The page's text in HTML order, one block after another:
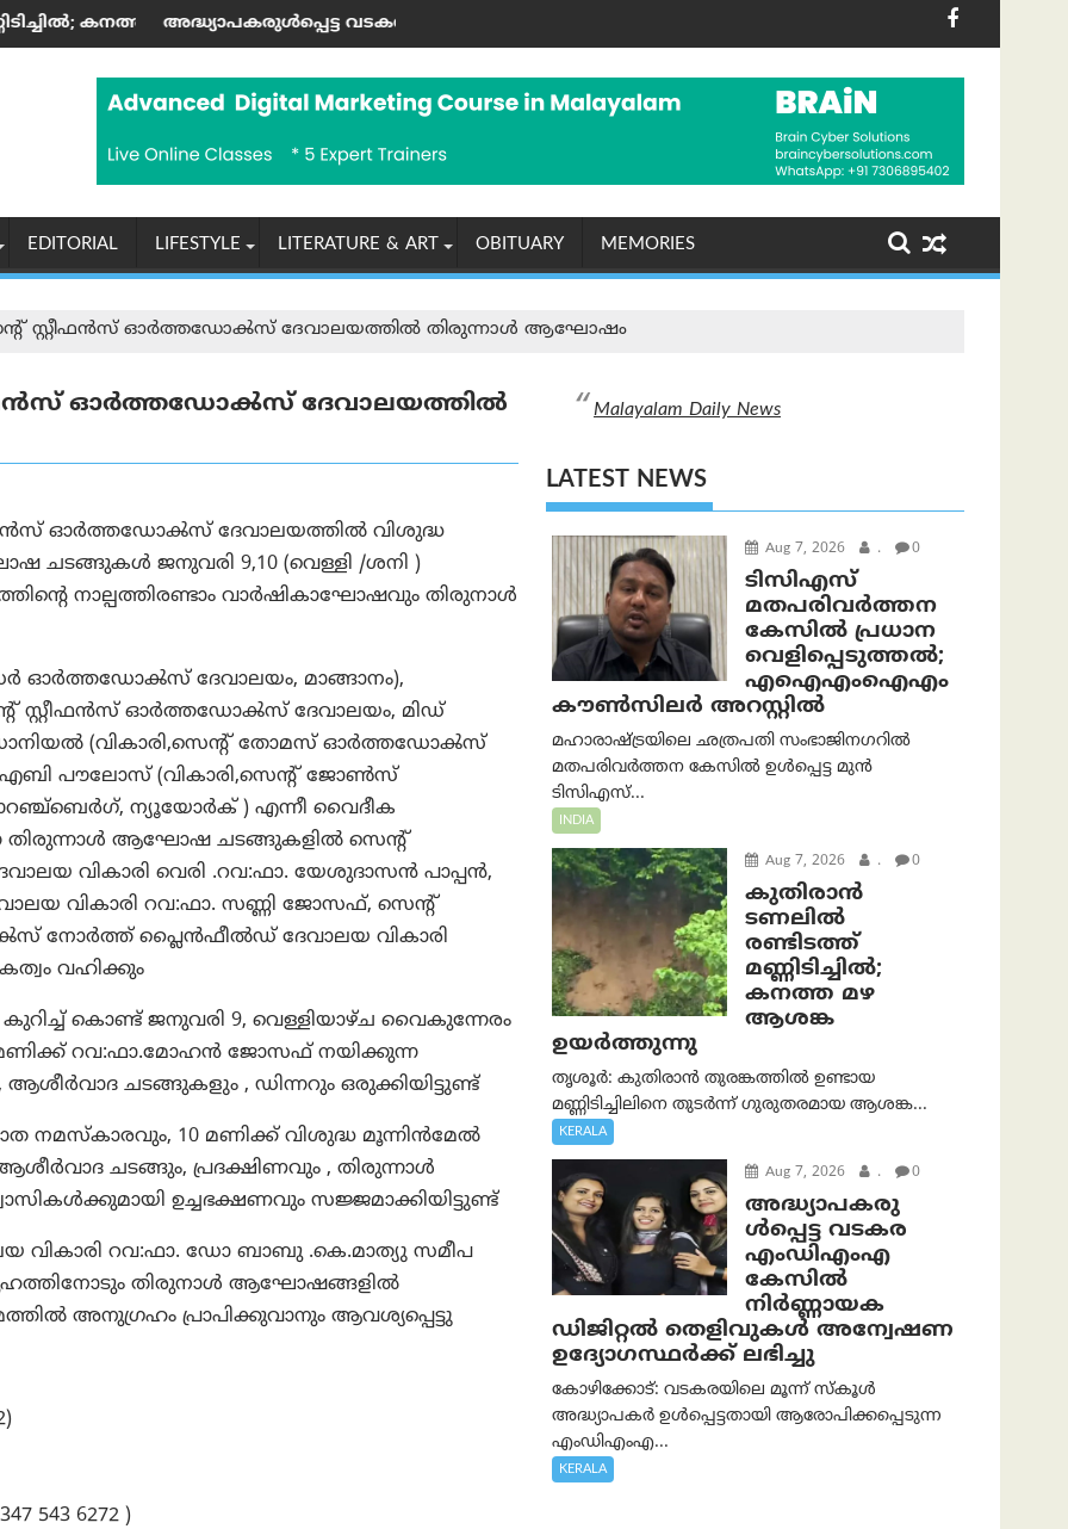
ഉയർത്തുന്നു വടകര എംഡി‌എം‌എ കേസില്‍ നിര്‍ണ്ണായക ഡിജിറ്റല്‍ തെളിവുകള്‍ അന്വേഷണ ഉദ്യോഗസ്ഥര്‍ക്ക് ലഭിച്ചു
EDITORIAL LIFESTYLE LITERATURE & ART OBITUARY MEMORIES
സ്റ്റീഫൻസ് ഓർത്തഡോൿസ്‌ ദേവാലയത്തിൽ തിരുന്നാൾ ആഘോഷം
ഓർത്തഡോൿസ്‌ ദേവാലയത്തിൽ
ഓർത്തഡോൿസ്‌ ദേവാലയത്തിൽ വിശുദ്ധ
ജനുവരി 9,10 (വെള്ളി /ശനി )
നാല്പത്തിരണ്ടാം വാർഷികാഘോഷവും തിരുനാൾ
ഓർത്തഡോൿസ് ദേവാലയം, മാങ്ങാനം),
സ്റ്റീഫൻസ് ഓർത്തഡോൿസ്‌ ദേവാലയം, മിഡ്
(വികാരി,സെന്റ്‌ തോമസ്‌ ഓർത്തഡോൿസ്‌
എബി പൗലോസ് (വികാരി,സെന്റ്‌ ജോൺസ്
ന്യൂയോർക് ) എന്നീ വൈദീക
തിരുന്നാൾ ആഘോഷ ചടങ്ങുകളിൽ സെന്റ്‌
വികാരി വെരി .റവ:ഫാ. യേശുദാസൻ പാപ്പൻ,
വികാരി റവ:ഫാ. സണ്ണി ജോസഫ്‌, സെന്റ്‌
നോർത്ത് പ്ലൈൻഫീൽഡ് ദേവാലയ വികാരി
വഹിക്കും
കൊണ്ട് ജനുവരി 9, വെള്ളിയാഴ്ച വൈകുന്നേരം
റവ:ഫാ.മോഹൻ ജോസഫ് നയിക്കുന്ന
ചടങ്ങുകളും , ഡിന്നറും ഒരുക്കിയിട്ടുണ്ട്
നമസ്കാരവും, 10 മണിക്ക് വിശുദ്ധ മൂന്നിൻമേൽ
ചടങ്ങും, പ്രദക്ഷിണവും , തിരുന്നാൾ
ഉച്ചഭക്ഷണവും സജ്ജമാക്കിയിട്ടുണ്ട്
വികാരി റവ:ഫാ. ഡോ ബാബു .കെ.മാത്യു സമീപ
തിരുനാൾ ആഘോഷങ്ങളിൽ
അനുഗ്രഹം പ്രാപിക്കുവാനും ആവശ്യപ്പെട്ടു
543 6272 )
Malayalam Daily News
LATEST NEWS
Aug 7, 2026 . 0
ടിസിഎസ്
മതപരിവർത്തന
കേസിൽ പ്രധാന
വെളിപ്പെടുത്തൽ;
എഐഎംഐഎം
കൗൺസിലർ അറസ്റ്റിൽ
മഹാരാഷ്ട്രയിലെ ഛത്രപതി സംഭാജിനഗറിൽ
മതപരിവർത്തന കേസിൽ ഉൾപ്പെട്ട മുൻ
ടിസിഎസ്...
INDIA
Aug 7, 2026 . 0
കുതിരാൻ
ടണലിൽ
രണ്ടിടത്ത്
മണ്ണിടിച്ചിൽ;
കനത്ത മഴ
ആശങ്ക
ഉയർത്തുന്നു
തൃശൂർ: കുതിരാൻ തുരങ്കത്തിൽ ഉണ്ടായ
മണ്ണിടിച്ചിലിനെ തുടർന്ന് ഗുരുതരമായ ആശങ്ക...
KERALA
Aug 7, 2026 . 0
അദ്ധ്യാപകരു
ള്‍പ്പെട്ട വടകര
എംഡി‌എം‌എ
കേസില്‍
നിര്‍ണ്ണായക
ഡിജിറ്റല്‍ തെളിവുകള്‍ അന്വേഷണ
ഉദ്യോഗസ്ഥര്‍ക്ക് ലഭിച്ചു
കോഴിക്കോട്: വടകരയിലെ മൂന്ന് സ്കൂൾ
അദ്ധ്യാപകർ ഉൾപ്പെട്ടതായി ആരോപിക്കപ്പെടുന്ന
എംഡിഎംഎ...
KERALA